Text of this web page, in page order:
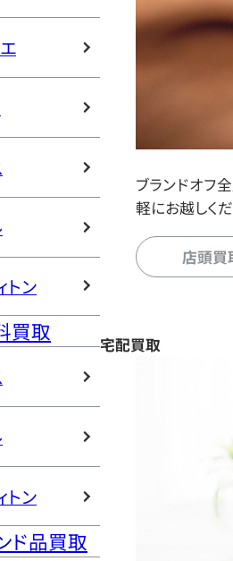
トン
買取
トン
ド品買取
ブランドオフ
軽にお越しくだ
店頭買
宅配買取